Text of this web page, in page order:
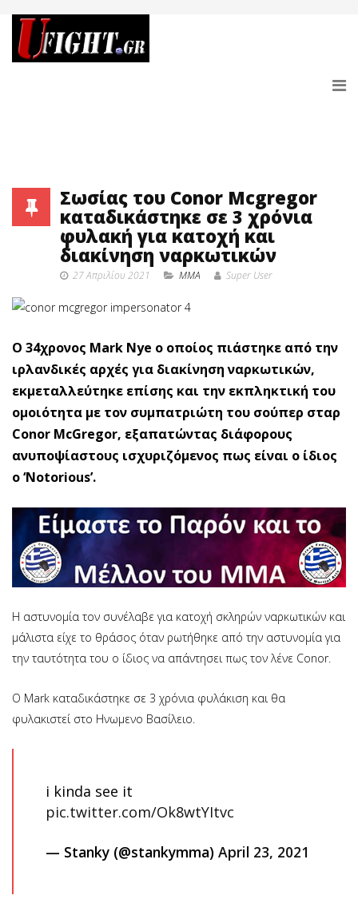
Σωσίας του Conor Mcgregor
καταδικάστηκε σε 3 χρόνια
φυλακή για κατοχή και
διακίνηση ναρκωτικών
27 Απριλίου 2021 MMA Super User
Ο 34χρονος Mark Nye ο οποίος πιάστηκε από την
ιρλανδικές αρχές για διακίνηση ναρκωτικών,
εκμεταλλεύτηκε επίσης και την εκπληκτική του
ομοιότητα με τον συμπατριώτη του σούπερ σταρ
Conor McGregor, εξαπατώντας διάφορους
ανυποψίαστους ισχυριζόμενος πως είναι ο ίδιος
ο ‘Notorious’.
Η αστυνομία τον συνέλαβε για κατοχή σκληρών ναρκωτικών και
μάλιστα είχε το θράσος όταν ρωτήθηκε από την αστυνομία για
την ταυτότητα του ο ίδιος να απάντησει πως τον λένε Conor.
Ο Mark καταδικάστηκε σε 3 χρόνια φυλάκιση και θα
φυλακιστεί στο Ηνωμενο Βασίλειο.
i kinda see it
pic.twitter.com/Ok8wtYItvc
— Stanky (@stankymma) April 23, 2021